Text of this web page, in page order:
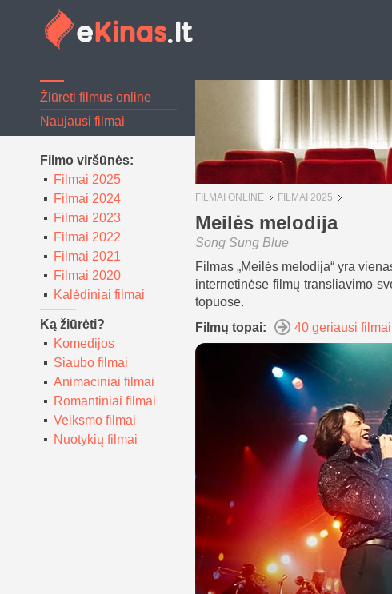
Žiūrėti filmus online
Naujausi filmai
Filmo viršūnės:
Filmai 2025
Filmai 2024
Filmai 2023
Filmai 2022
Filmai 2021
Filmai 2020
Kalėdiniai filmai
Ką žiūrėti?
Komedijos
Siaubo filmai
Animaciniai filmai
Romantiniai filmai
Veiksmo filmai
Nuotykių filmai
FILMAI ONLINE FILMAI 2025
Meilės melodija
Song Sung Blue
Filmas „Meilės melodija“ yra
internetinėse filmų transliavimo
topuose.
Filmų topai:
40 geriausi